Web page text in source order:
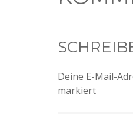
Deine E-Mail-
markiert